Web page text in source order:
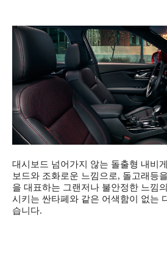
대시보드 넘어가지 않는 돌출형 내비
보드와 조화로운 느낌으로, 돌고래등
을 대표하는 그랜저나 불안정한 느낌
시키는 싼타페와 같은 어색함이 없는
습니다.